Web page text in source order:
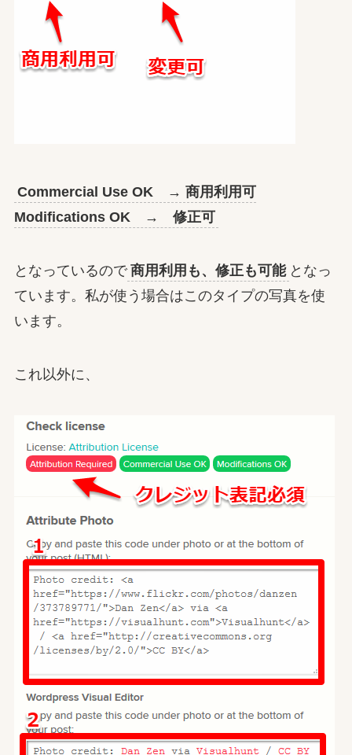
Commercial Use OK → 商用利用可
Modifications OK → 修正可
となっているので 商用利用も、修正も可能 となっ
ています。私が使う場合はこのタイプの写真を使
います。
これ以外に、